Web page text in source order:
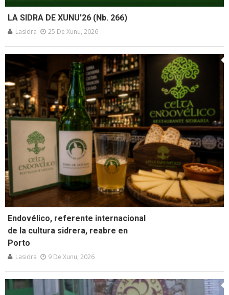
LA SIDRA DE XUNU’26 (Nb. 266)
Lasidra 25 De Xunu, 2026
Endovélico, referente internacional
de la cultura sidrera, reabre en
Porto
Lasidra 9 De Xunu, 2026